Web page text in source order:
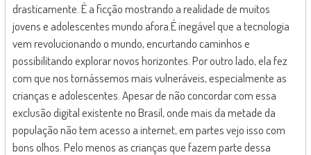
drasticamente. É a ficção mostrando a realidade de muitos
jovens e adolescentes mundo afora.É inegável que a tecnologia
vem revolucionando o mundo, encurtando caminhos e
possibilitando explorar novos horizontes. Por outro lado, ela fez
com que nos tornássemos mais vulneráveis, especialmente as
crianças e adolescentes. Apesar de não concordar com essa
exclusão digital existente no Brasil, onde mais da metade da
população não tem acesso a internet, em partes vejo isso com
bons olhos. Pelo menos as crianças que fazem parte dessa